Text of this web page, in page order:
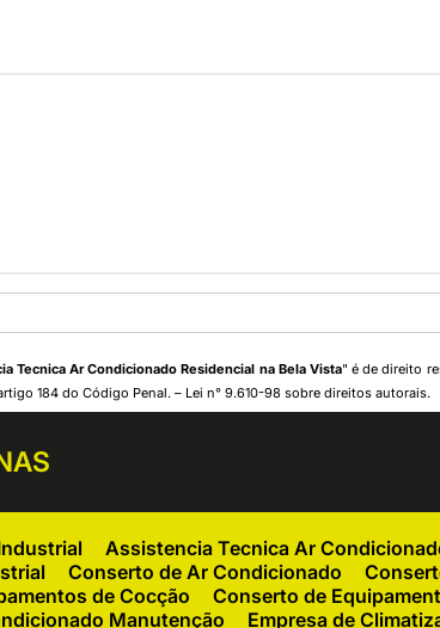
Tecnica Ar Condicionado Residencial na Bela Vista" é de direito
184 do Código Penal. – Lei n° 9.610-98 sobre direitos autorais.
Assistencia Tecnica Ar
Conserto de Ar Condicionado
de Cocção
Conserto de
Manutenção
Empresa de